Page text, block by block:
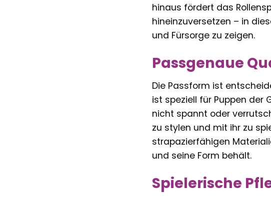
hinaus fördert das
hineinzuversetzen – in
und Fürsorge zu zeigen.
Passgenaue
Die Passform ist
ist speziell für Puppen der
nicht spannt oder
zu stylen und mit ihr zu
strapazierfähigen
und seine Form behält.
Spielerische